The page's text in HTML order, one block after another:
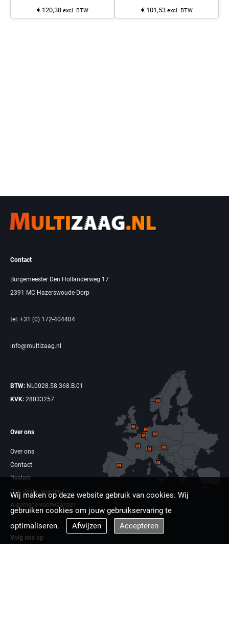
€ 120,38 excl. BTW € 101,53 excl. BTW
Contact
Burgemeester Den Hollanderweg 17
2391 MC Hazerswoude-Dorp
tel: +31 (0) 172-404404
info@multizaag.nl
BTW: NL0028.58.368.B.01
KVK: 28033257
Over ons
Over ons
Contact
Dealers
Ook dealer worden?
Algemene voorwaarden
Volg ons op
Wij maken op deze website gebruik van cookies. Wij
gebruiken cookies om jouw gebruikservaring te
optimaliseren.
Afwijzen Accepteren